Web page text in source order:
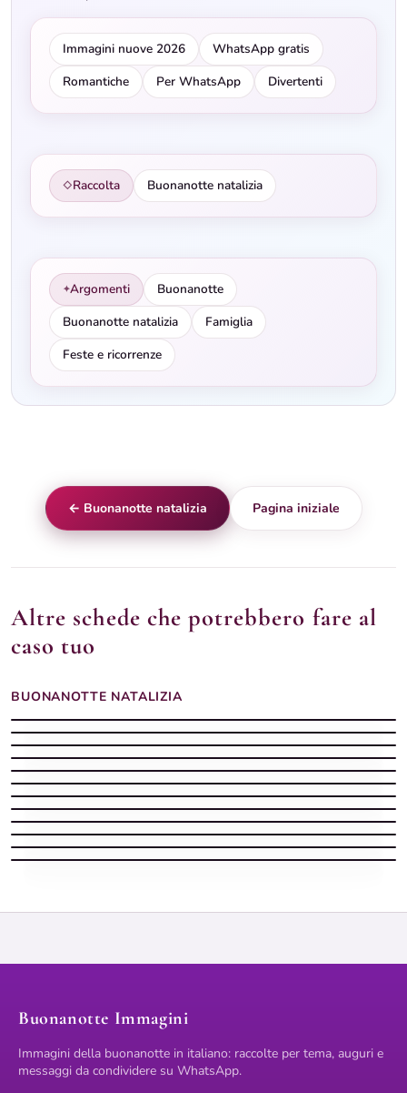
Immagini nuove 2026
WhatsApp gratis
Romantiche
Per WhatsApp Divertenti
◇Raccolta Buonanotte natalizia
✦Argomenti
Buonanotte
Buonanotte natalizia
Famiglia
Feste e ricorrenze
Altre schede che potrebbero fare al
caso tuo
BUONANOTTE NATALIZIA
Buonanotte Natalizia serena con natale
Buonanotte Natalizia tranquilla con renna
Buonanotte Natalizia lunare
Buonanotte Natalizia tenera con elfo
Buonanotte Natalizia
Buonanotte Natalizia fresca
Buonanotte Natalizia quieta con babbo
Buonanotte Natalizia
Buonanotte Natalizia
Buonanotte Natalizia profumata
Buonanotte Natalizia morbida con natale
← Buonanotte natalizia Pagina iniziale
Buonanotte Immagini
Immagini della buonanotte in italiano: raccolte per tema, auguri e
messaggi da condividere su WhatsApp.